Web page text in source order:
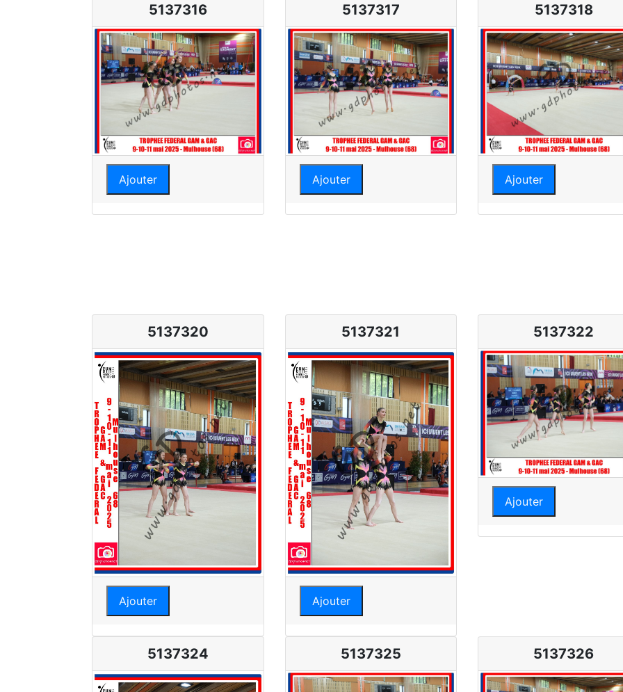
5137316
Ajouter
5137317
Ajouter
5137318
Ajouter
5137320
Ajouter
5137321
Ajouter
5137322
Ajouter
5137324 5137325 5137326